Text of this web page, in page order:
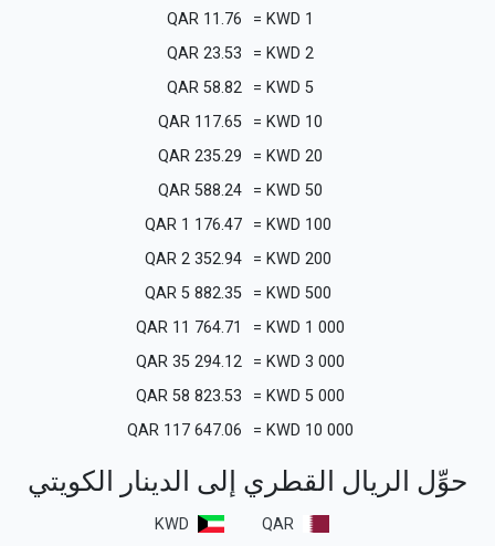
1
KWD
=
11.76
QAR
2
KWD
=
23.53
QAR
5
KWD
=
58.82
QAR
10
KWD
=
117.65
QAR
20
KWD
=
235.29
QAR
50
KWD
=
588.24
QAR
100
KWD
=
1 176.47
QAR
200
KWD
=
2 352.94
QAR
500
KWD
=
5 882.35
QAR
1 000
KWD
=
11 764.71
QAR
3 000
KWD
=
35 294.12
QAR
5 000
KWD
=
58 823.53
QAR
10 000
KWD
=
117 647.06
QAR
حوِّل الريال القطري إلى الدينار الكويتي
QAR
KWD